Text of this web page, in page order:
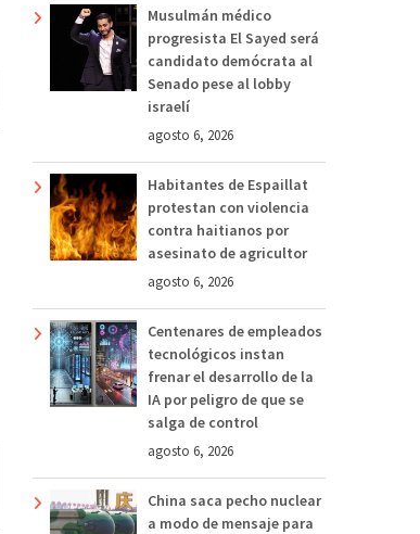
Musulmán médico
progresista El Sayed será
candidato demócrata al
Senado pese al lobby
israelí
agosto 6, 2026
Habitantes de Espaillat
protestan con violencia
contra haitianos por
asesinato de agricultor
agosto 6, 2026
Centenares de empleados
tecnológicos instan
frenar el desarrollo de la
IA por peligro de que se
salga de control
agosto 6, 2026
China saca pecho nuclear
a modo de mensaje para